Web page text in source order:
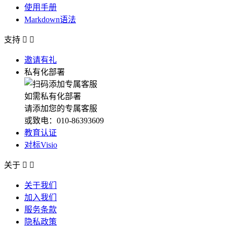
使用手册
Markdown语法
支持  
邀请有礼
私有化部署
如需私有化部署
请添加您的专属客服
或致电：010-86393609
教育认证
对标Visio
关于  
关于我们
加入我们
服务条款
隐私政策